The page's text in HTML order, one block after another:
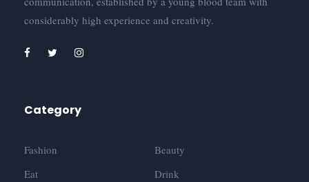
considerably high experience and creativity.
Category
Fashion
Beauty
Eat
Drink